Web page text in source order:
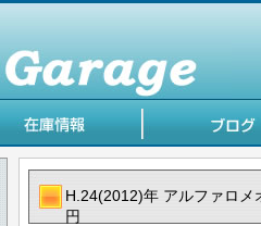
H.24(2012)年 アルファロ
円